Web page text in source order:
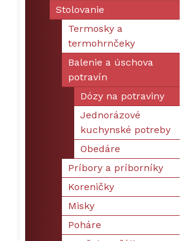
Stolovanie
Termosky a
termohrnčeky
Balenie a úschova
potravín
Dózy na potraviny
Jednorázové
kuchynské potreby
Obedáre
Príbory a príborníky
Koreničky
Misky
Poháre